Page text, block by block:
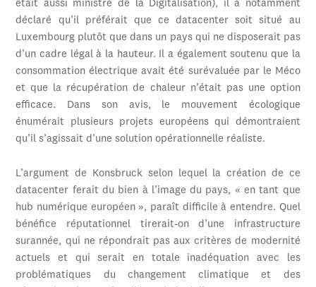
était aussi ministre de la Digitalisation), il a notamment
déclaré qu’il préférait que ce datacenter soit situé au
Luxembourg plutôt que dans un pays qui ne disposerait pas
d’un cadre légal à la hauteur. Il a également soutenu que la
consommation électrique avait été surévaluée par le Méco
et que la récupération de chaleur n’était pas une option
efficace. Dans son avis, le mouvement écologique
énumérait plusieurs projets européens qui démontraient
qu’il s’agissait d’une solution opérationnelle réaliste.
L’argument de Konsbruck selon lequel la création de ce
datacenter ferait du bien à l’image du pays, « en tant que
hub numérique européen », paraît difficile à entendre. Quel
bénéfice réputationnel tirerait-on d’une infrastructure
surannée, qui ne répondrait pas aux critères de modernité
actuels et qui serait en totale inadéquation avec les
problématiques du changement climatique et des